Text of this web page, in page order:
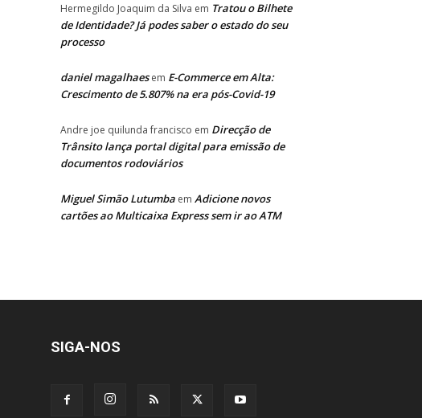
Hermegildo Joaquim da Silva em Tratou o Bilhete
de Identidade? Já podes saber o estado do seu
processo
daniel magalhaesem E-Commerce em Alta:
Crescimento de 5.807% na era pós-Covid-19
Andre joe quilunda francisco em Direcção de
Trânsito lança portal digital para emissão de
documentos rodoviários
Miguel Simão Lutumba em Adicione novos
cartões ao Multicaixa Express sem ir ao ATM
SIGA-NOS